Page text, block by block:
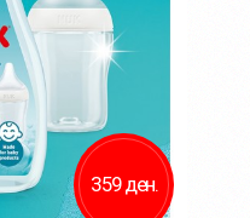
359 ден.